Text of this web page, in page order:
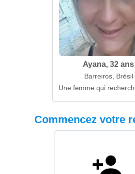
Ayana, 32 ans
Barreiros, Brésil
Une femme qui
Commencez votre